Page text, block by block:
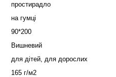
простирадло
на гумці
90*200
Вишневий
для дітей, для дорослих
165 г/м2